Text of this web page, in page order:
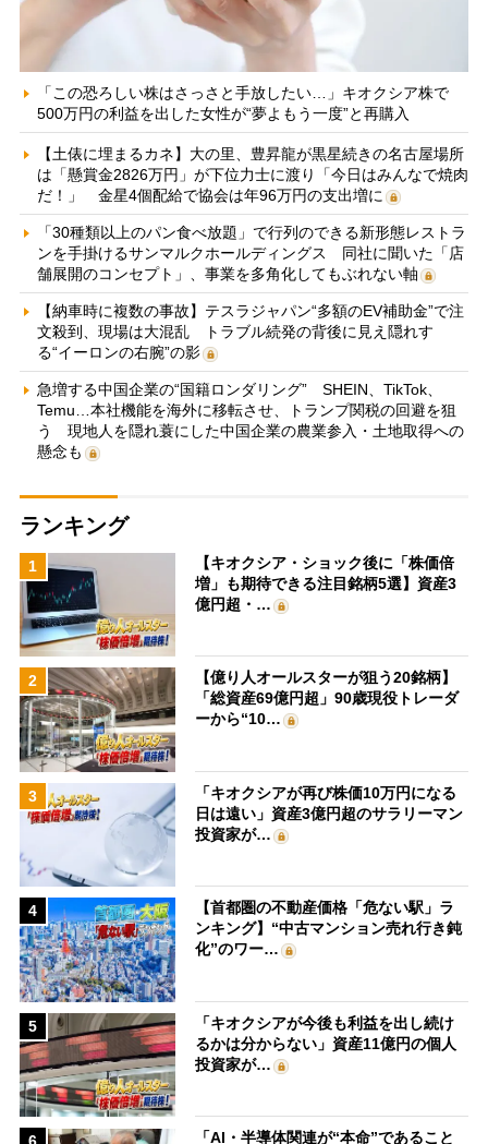
「この恐ろしい株はさっさと手放したい…」キオクシア株で
500万円の利益を出した女性が“夢よもう一度”と再購入
【土俵に埋まるカネ】大の里、豊昇龍が黒星続きの名古屋場所
は「懸賞金2826万円」が下位力士に渡り「今日はみんなで焼肉
だ！」 金星4個配給で協会は年96万円の支出増に
「30種類以上のパン食べ放題」で行列のできる新形態レストラ
ンを手掛けるサンマルクホールディングス 同社に聞いた「店
舗展開のコンセプト」、事業を多角化してもぶれない軸
【納車時に複数の事故】テスラジャパン“多額のEV補助金”で注
文殺到、現場は大混乱 トラブル続発の背後に見え隠れす
る“イーロンの右腕”の影
急増する中国企業の“国籍ロンダリング” SHEIN、TikTok、
Temu…本社機能を海外に移転させ、トランプ関税の回避を狙
う 現地人を隠れ蓑にした中国企業の農業参入・土地取得への
懸念も
ランキング
1
【キオクシア・ショック後に「株価倍
増」も期待できる注目銘柄5選】資産3
億円超・…
2
【億り人オールスターが狙う20銘柄】
「総資産69億円超」90歳現役トレーダ
ーから“10…
3
「キオクシアが再び株価10万円になる
日は遠い」資産3億円超のサラリーマン
投資家が…
4
【首都圏の不動産価格「危ない駅」ラ
ンキング】“中古マンション売れ行き鈍
化”のワー…
5
「キオクシアが今後も利益を出し続け
るかは分からない」資産11億円の個人
投資家が…
「AI・半導体関連が“本命”であること